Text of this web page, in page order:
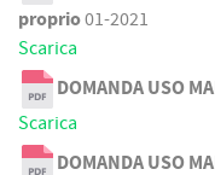
proprio01-2021
Scarica
DOMANDA USO
Scarica
DOMANDA USO